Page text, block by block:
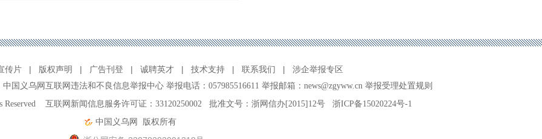
传片 | 版权声明 | 广告刊登 | 诚聘英才 | 技术支持 | 联系我们 | 涉企举报专区
中国义乌网互联网违法和不良信息举报中心举报电话：057985516611 举报邮箱：news@zgyww.cn 举报受理处置规则
互联网新闻信息服务许可证：33120250002 批准文号：浙网信办[2015]12号 浙ICP备15020224号-1
中国义乌网
版权所有